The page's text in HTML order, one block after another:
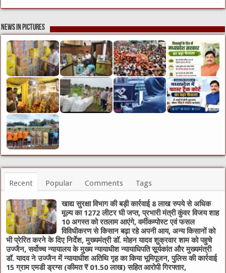
News in Pictures
Recent Popular Comments Tags
खाद्य सुरक्षा विभाग की बड़ी कार्रवाई 8 लाख रुपये से अधिक
मूल्य का 1272 लीटर घी जप्त, प्रभारी मंत्री कुंवर विजय शाह
10 अगस्त को रतलाम आएंगे, वर्मीकम्पोस्ट एवं फसल
विविधीकरण से किसान बढ़ा रहे अपनी आय, अन्य किसानों को
भी प्रेरित करने के दिए निर्देश, मुख्यमंत्री डॉ. मोहन यादव शुक्रवार शाम को पहुचे
उज्जैन, सर्वोच्च न्यायालय के मुख्‍य न्‍यायाधीश न्यायाधिपति सूर्यकांत और मुख्यमंत्री
डॉ. यादव ने उज्जैन में न्यायाधीश अतिथि गृह का किया भूमिपूजन, पुलिस की कार्रवाई
15 ग्राम एमडी ड्रग्स (कीमत ₹ 01.50 लाख) सहित आरोपी गिरफ्तार,